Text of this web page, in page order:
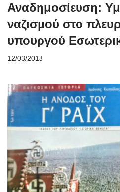
Αναδημοσίευση:
ναζισμού στο
υπουργού
12/03/2013